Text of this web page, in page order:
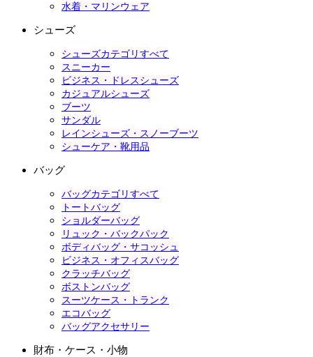
水着・マリンウェア
シューズ
シューズカテゴリすべて
スニーカー
ビジネス・ドレスシューズ
カジュアルシューズ
ブーツ
サンダル
レインシューズ・スノーブーツ
シューケア・靴用品
バッグ
バッグカテゴリすべて
トートバッグ
ショルダーバッグ
リュック・バックパック
ボディバッグ・サコッシュ
ビジネス・オフィスバッグ
クラッチバッグ
ボストンバッグ
スーツケース・トランク
エコバッグ
バッグアクセサリー
財布・ケース・小物